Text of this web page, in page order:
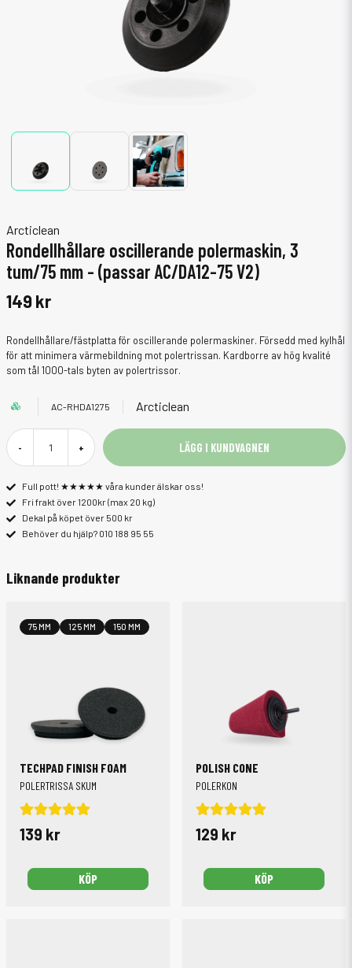
Arcticlean
Rondellhållare oscillerande polermaskin, 3
tum/75 mm - (passar AC/DA12-75 V2)
149 kr
Rondellhållare/fästplatta för oscillerande polermaskiner. Försedd med kylhål
för att minimera värmebildning mot polertrissan. Kardborre av hög kvalité
som tål 1000-tals byten av polertrissor.
AC-RHDA1275 Arcticlean
- + LÄGG I KUNDVAGNEN
Full pott! ★★★★★ våra kunder älskar oss!
Fri frakt över 1200kr (max 20 kg)
Dekal på köpet över 500 kr
Behöver du hjälp? 010 188 95 55
Liknande produkter
TECHPAD FINISH FOAM
POLERTRISSA SKUM
139 kr
KÖP
75 MM 125 MM 150 MM
POLISH CONE
POLERKON
129 kr
KÖP